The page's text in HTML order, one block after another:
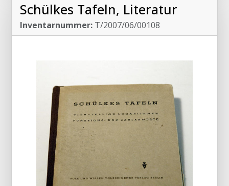
Schülkes Tafeln, Literatur
Inventarnummer: T/2007/06/00108